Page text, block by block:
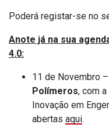
Poderá registar-se no
Anote já na sua
4.0:
11 de Novembro –
Polímeros, com
Inovação em
abertas aqui.